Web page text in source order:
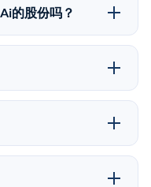
市场上的Pre-IPO
的股份吗？
页表单或在
股份的投资意
册的经纪交易商，
另类投资。
的股份流动性低，
不存在确定的退出
的估值在融资轮次之
前咨询其财务顾问并
二级市场平台从现有
有人）处购买股